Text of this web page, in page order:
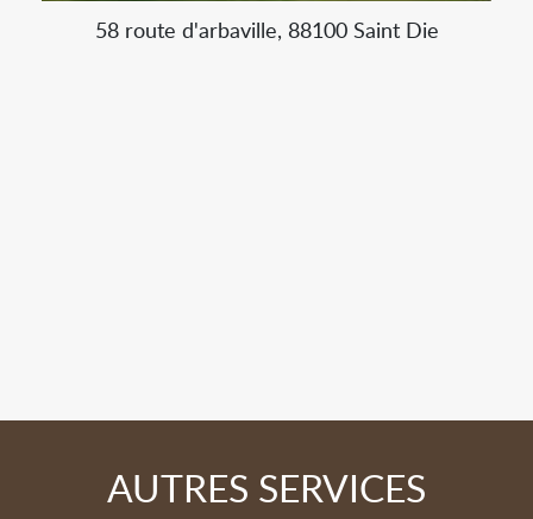
58 route d'arbaville, 88100 Saint Die
AUTRES SERVICES